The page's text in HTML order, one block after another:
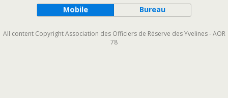
Mobile Bureau
All content Copyright Association des Officiers de Réserve des Yvelines - AOR
78